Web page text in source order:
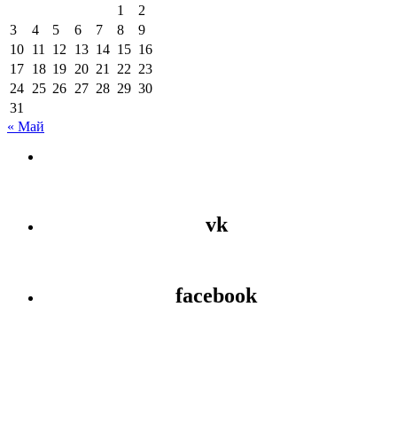
1
2
3
4 5 6 7 8
9
10 11 12 13 14 15 16
17 18 19 20 21 22 23
24 25 26 27 28 29 30
31
« Май
vk
facebook